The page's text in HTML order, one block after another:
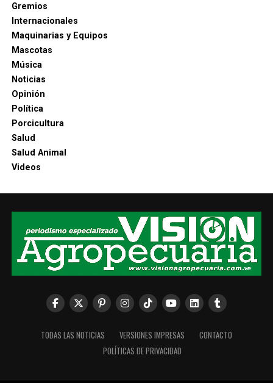
Gremios
Internacionales
Maquinarias y Equipos
Mascotas
Música
Noticias
Opinión
Política
Porcicultura
Salud
Salud Animal
Videos
TODAS LAS NOTICIAS VERSIONES IMPRESAS
CONTACTO
POLÍTICAS DE PRIVACIDAD